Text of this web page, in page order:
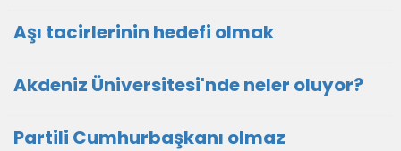
Aşı tacirlerinin hedefi olmak
Akdeniz Üniversitesi'nde neler oluyor?
Partili Cumhurbaşkanı olmaz